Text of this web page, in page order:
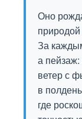
Оно
За
а пейзаж:
ветер с
в
где